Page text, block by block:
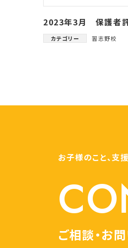
2023年3月 保護者評
カテゴリー 習志野校
お子様のこと、支
ご相談・お